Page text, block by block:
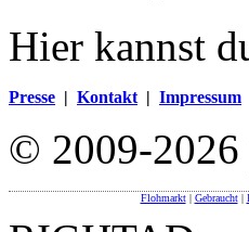
Hier kannst
Presse | Kontakt | Impressum
© 2009-2026
Flohmarkt| Gebraucht|